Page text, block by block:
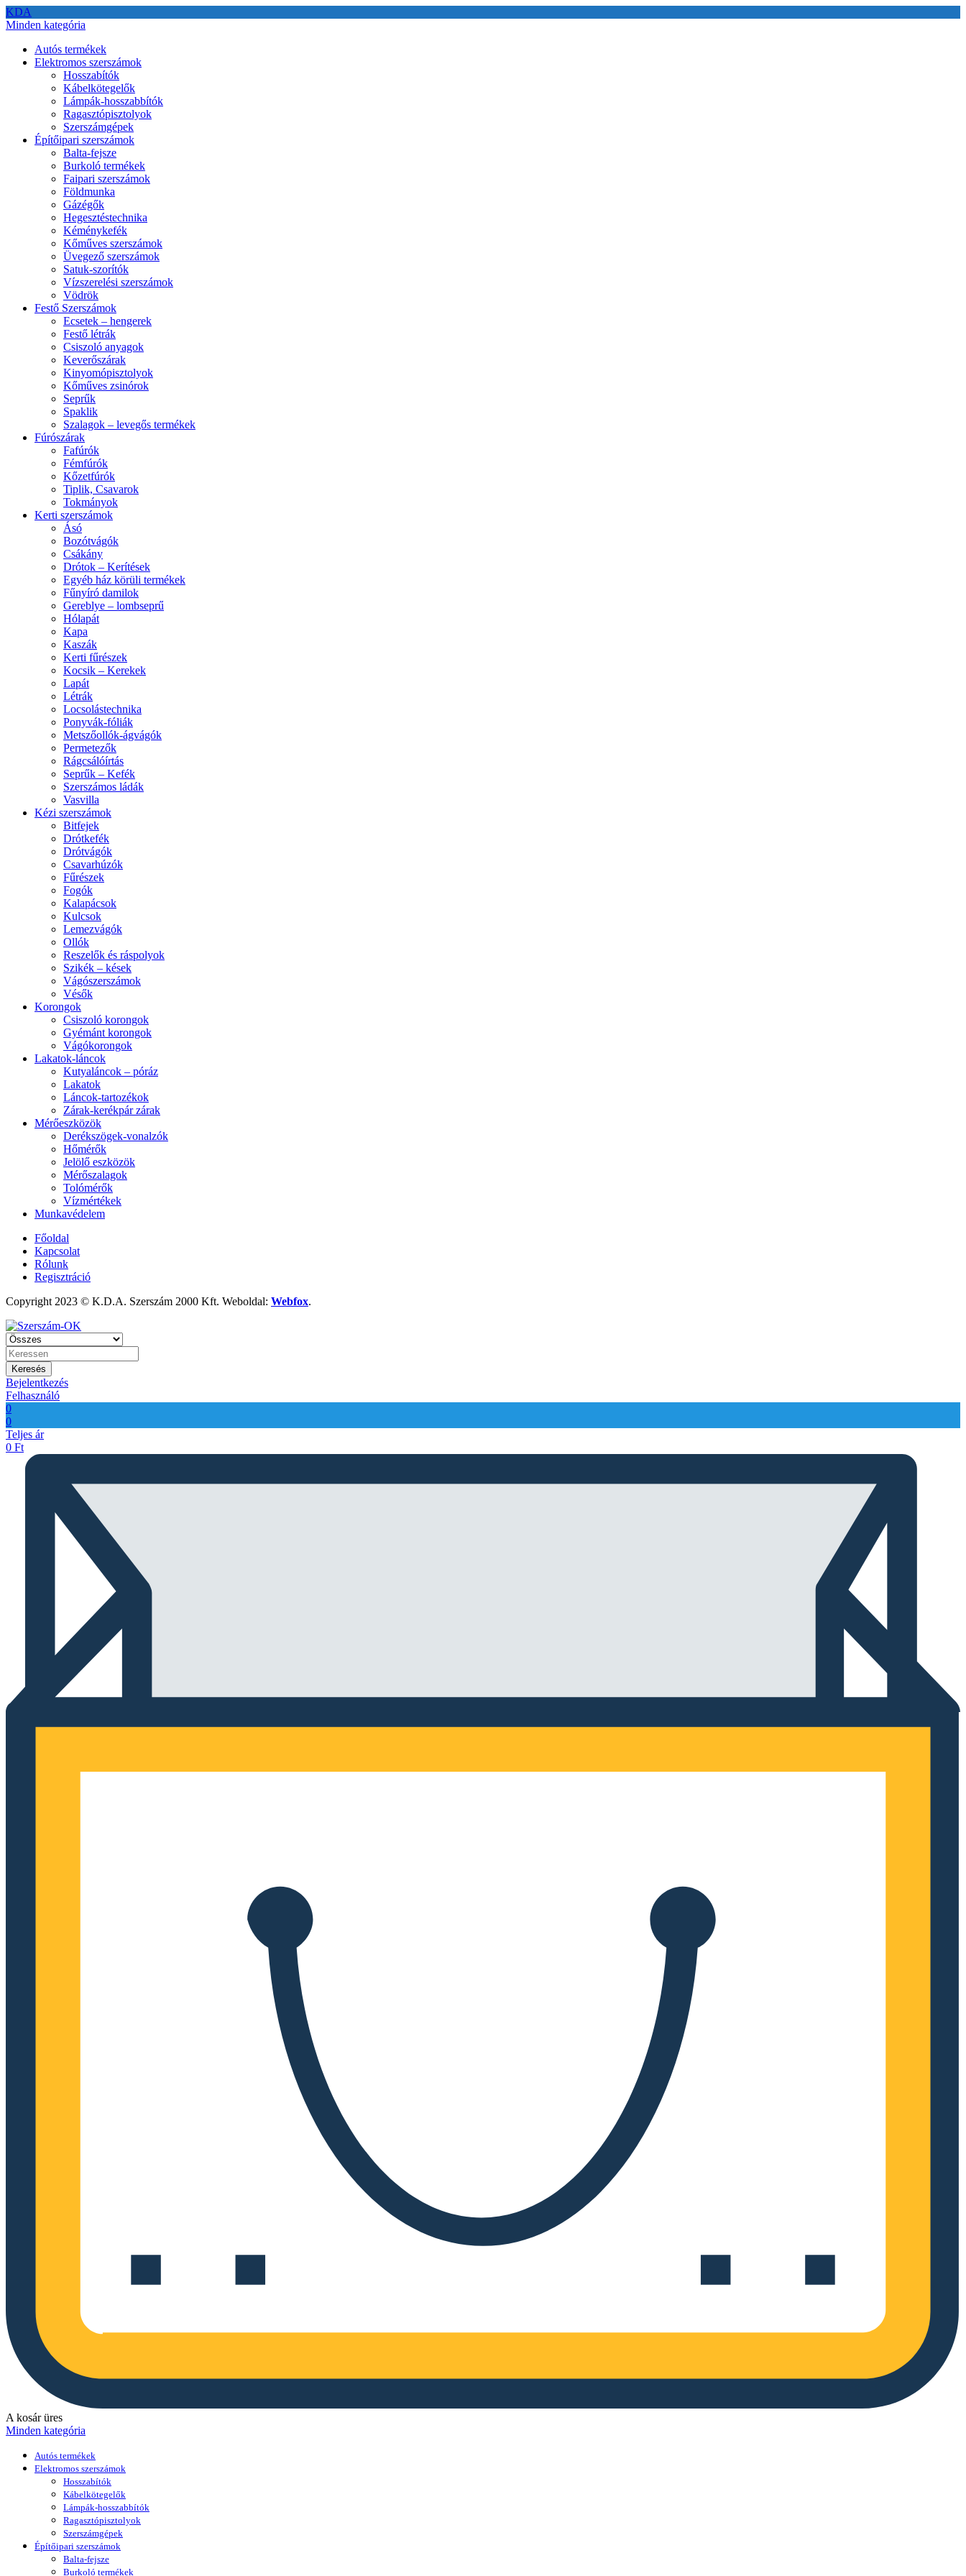
KDA
Minden kategória
Autós termékek
Elektromos szerszámok
Hosszabítók
Kábelkötegelők
Lámpák-hosszabbítók
Ragasztópisztolyok
Szerszámgépek
Építőipari szerszámok
Balta-fejsze
Burkoló termékek
Faipari szerszámok
Földmunka
Gázégők
Hegesztéstechnika
Kéménykefék
Kőműves szerszámok
Üvegező szerszámok
Satuk-szorítók
Vízszerelési szerszámok
Vödrök
Festő Szerszámok
Ecsetek – hengerek
Festő létrák
Csiszoló anyagok
Keverőszárak
Kinyomópisztolyok
Kőműves zsinórok
Seprűk
Spaklik
Szalagok – levegős termékek
Fúrószárak
Fafúrók
Fémfúrók
Kőzetfúrók
Tiplik, Csavarok
Tokmányok
Kerti szerszámok
Ásó
Bozótvágók
Csákány
Drótok – Kerítések
Egyéb ház körüli termékek
Fűnyíró damilok
Gereblye – lombseprű
Hólapát
Kapa
Kaszák
Kerti fűrészek
Kocsik – Kerekek
Lapát
Létrák
Locsolástechnika
Ponyvák-fóliák
Metszőollók-ágvágók
Permetezők
Rágcsálóírtás
Seprűk – Kefék
Szerszámos ládák
Vasvilla
Kézi szerszámok
Bitfejek
Drótkefék
Drótvágók
Csavarhúzók
Fűrészek
Fogók
Kalapácsok
Kulcsok
Lemezvágók
Ollók
Reszelők és ráspolyok
Szikék – kések
Vágószerszámok
Vésők
Korongok
Csiszoló korongok
Gyémánt korongok
Vágókorongok
Lakatok-láncok
Kutyaláncok – póráz
Lakatok
Láncok-tartozékok
Zárak-kerékpár zárak
Mérőeszközök
Derékszögek-vonalzók
Hőmérők
Jelölő eszközök
Mérőszalagok
Tolómérők
Vízmértékek
Munkavédelem
Főoldal
Kapcsolat
Rólunk
Regisztráció
Copyright 2023 © K.D.A. Szerszám 2000 Kft. Weboldal: Webfox.
Keresés
Bejelentkezés
Felhasználó
0
0
Teljes ár
0 Ft
A kosár üres
Minden kategória
Autós termékek
Elektromos szerszámok
Hosszabítók
Kábelkötegelők
Lámpák-hosszabbítók
Ragasztópisztolyok
Szerszámgépek
Építőipari szerszámok
Balta-fejsze
Burkoló termékek